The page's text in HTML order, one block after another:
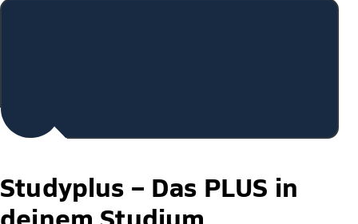
Studyplus – Das PLUS in
deinem Studium